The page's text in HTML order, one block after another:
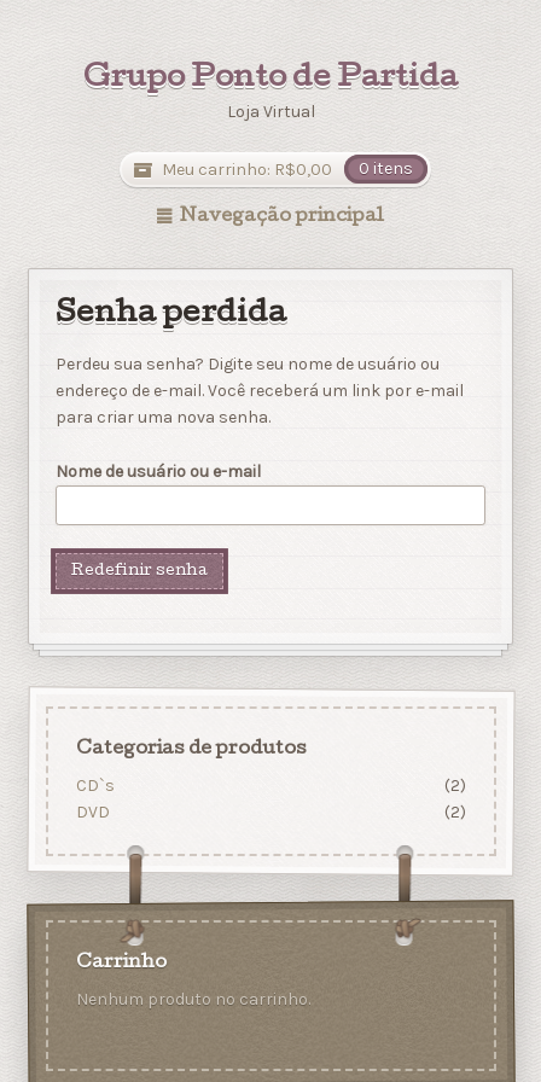
Grupo Ponto de Partida
Loja Virtual
Meu carrinho: R$0,00 0 itens
Navegação principal
Senha perdida
Perdeu sua senha? Digite seu nome de usuário ou
endereço de e-mail. Você receberá um link por e-mail
para criar uma nova senha.
Nome de usuário ou e-mail
Redefinir senha
Categorias de produtos
CD`s
(2)
DVD
(2)
Carrinho
Nenhum produto no carrinho.